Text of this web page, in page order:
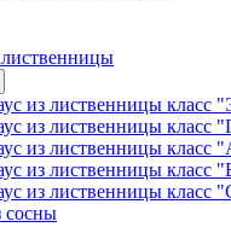
лиственницы
из лиственницы класс
из лиственницы класс
из лиственницы класс
из лиственницы класс
из лиственницы класс
сосны